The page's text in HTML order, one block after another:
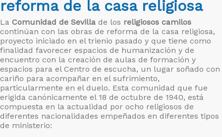
reforma de la casa religiosa
La Comunidad de Sevilla de los religiosos camilos
continúan con las obras de reforma de la casa religiosa,
proyecto iniciado en el trienio pasado y que tiene como
finalidad favorecer espacios de humanización y de
encuentro con la creación de aulas de formación y
espacios para el Centro de escucha, un lugar soñado con
cariño para acompañar en el sufrimiento,
particularmente en el duelo. Esta comunidad que fue
erigida canónicamente el 18 de octubre de 1940, está
compuesta en la actualidad por ocho religiosos de
diferentes nacionalidades empeñados en diferentes tipos
de ministerio: